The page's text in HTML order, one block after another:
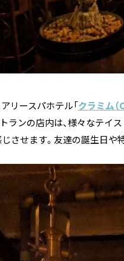
リースパホテル「 クラミム（
ランの店内は、様々なテイ
させます。友達の誕生日や